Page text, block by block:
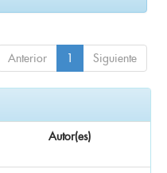
Anterior 1 Siguiente
Autor(es)